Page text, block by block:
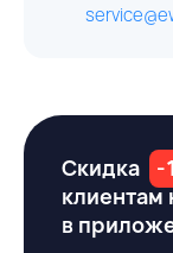
Скидка -
клиентам
в